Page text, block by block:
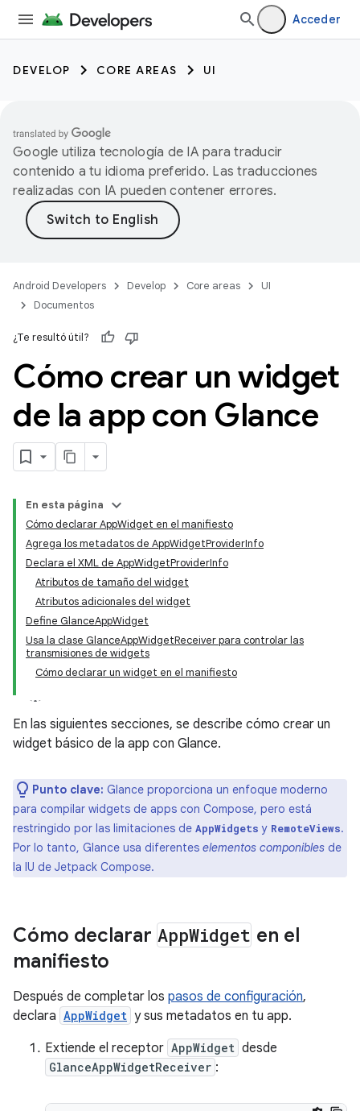
Acceder
DEVELOP CORE AREAS UI
Google utiliza tecnología de IA para traducir
contenido a tu idioma preferido. Las traducciones
realizadas con IA pueden contener errores.
Android Developers Develop Core areas
UI
Documentos
¿Te resultó útil?
Cómo crear un widget
de la app con Glance
En esta página
Cómo declarar AppWidget en el manifiesto
Agrega los metadatos de AppWidgetProviderInfo
Declara el XML de AppWidgetProviderInfo
Atributos de tamaño del widget
Atributos adicionales del widget
Define GlanceAppWidget
Usa la clase GlanceAppWidgetReceiver para controlar las
transmisiones de widgets
Cómo declarar un widget en el manifiesto
En las siguientes secciones, se describe cómo crear un
widget básico de la app con Glance.
Punto clave: Glance proporciona un enfoque moderno
para compilar widgets de apps con Compose, pero está
restringido por las limitaciones de AppWidgets y RemoteViews.
Por lo tanto, Glance usa diferentes elementos componibles de
la IU de Jetpack Compose.
Cómo declarar AppWidget en el
manifiesto
Después de completar los pasos de configuración,
declara AppWidget y sus metadatos en tu app.
Extiende el receptor AppWidget desde
GlanceAppWidgetReceiver :